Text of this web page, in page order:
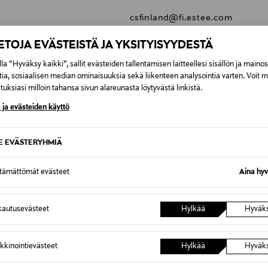
EVÄSTEISTÄ JA YKSITYISYYDESTÄ
“Hyväksy kaikki”, sallit evästeiden tallentamisen laitteellesi sisällön ja
sosiaalisen median ominaisuuksia sekä liikenteen analysointia varten. Voit
milloin tahansa sivun alareunasta löytyvästä linkistä.
ja evästeiden käyttö
EVÄSTERYHMIÄ
evästeet Aina
Hylkää
Hylkää
csfinland@fi.estee.com
clinique, jumbo kasvovesi,
Alk. 6,90 €, kun toimitus on
palauttaa avaamattomissa alkuperäispakkauksissaan ja
NÄISTÄ